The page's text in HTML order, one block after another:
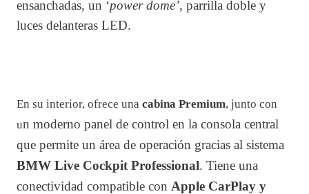
ensanchadas, un ‘power dome’, parrilla doble y
luces delanteras LED.
En su interior, ofrece una cabina Premium, junto con
un moderno panel de control en la consola central
que permite un área de operación gracias al sistema
BMW Live Cockpit Professional. Tiene una
conectividad compatible con Apple CarPlay y